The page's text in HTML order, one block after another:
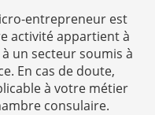
entrepreneur est
activité appartient à
un secteur soumis à
En cas de doute,
à votre métier
consulaire.